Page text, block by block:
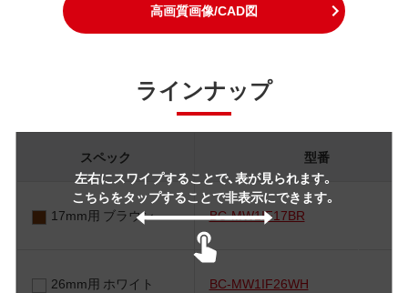
高画質画像/CAD図
ラインナップ
左右にスワイプすることで、表が見られます。
こちらをタップすることで非表示にできます。
スペック 型番
17mm用 ブラウン BC-MW1IF17BR
26mm用 ホワイト BC-MW1IF26WH